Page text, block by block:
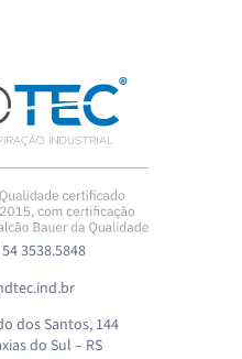
3538.5848
dos Santos, 144
do Sul – RS